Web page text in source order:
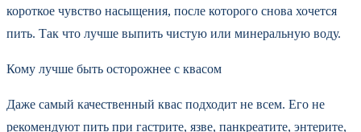
короткое чувство насыщения, после которого снова хочется
пить. Так что лучше выпить чистую или минеральную воду.
Кому лучше быть осторожнее с квасом
Даже самый качественный квас подходит не всем. Его не
рекомендуют пить при гастрите, язве, панкреатите, энтерите,